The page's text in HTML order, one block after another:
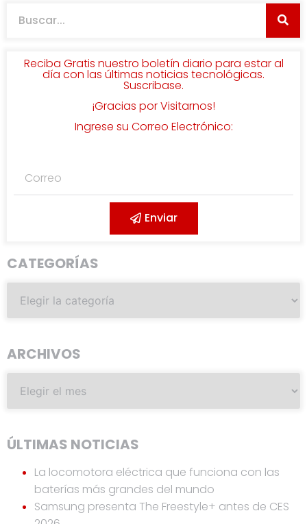
Reciba Gratis nuestro boletín diario para estar al
día con las últimas noticias tecnológicas.
Suscribase.
¡Gracias por Visitarnos!
Ingrese su Correo Electrónico:
Enviar
CATEGORÍAS
ARCHIVOS
ÚLTIMAS NOTICIAS
La locomotora eléctrica que funciona con las
baterías más grandes del mundo
Samsung presenta The Freestyle+ antes de CES